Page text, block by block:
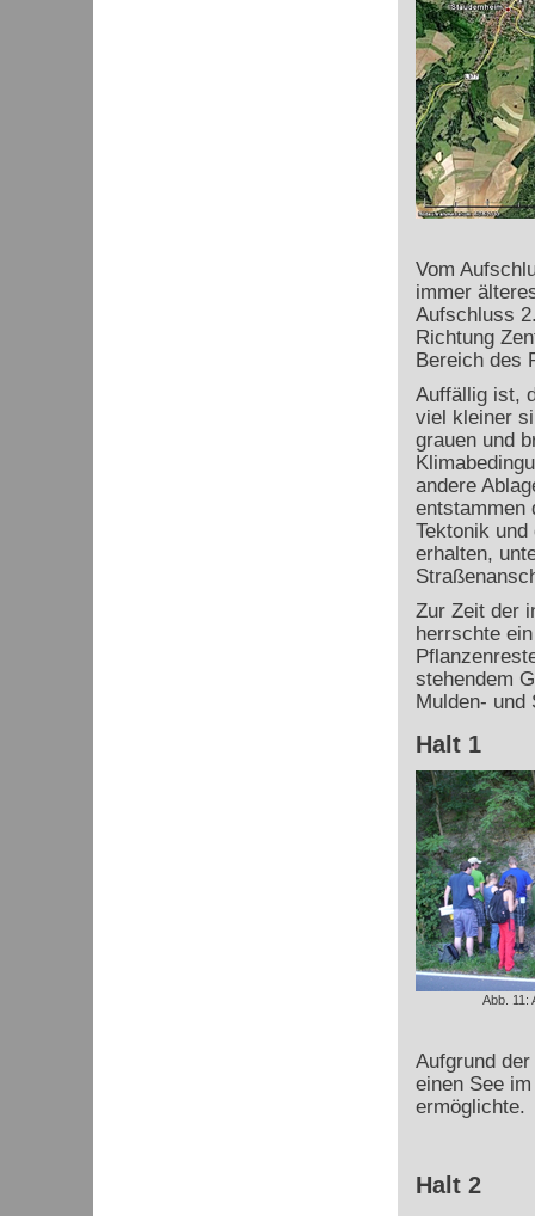
Vom
immer
Aufschluss
Richtung
Bereich des
Auffällig ist,
viel kleiner
grauen und
andere
entstammen
Tektonik
erhalten,
Zur Zeit der
herrschte
stehendem
Mulden- und
Halt 1
Abb. 11:
Aufgrund
einen See
ermöglichte.
Halt 2